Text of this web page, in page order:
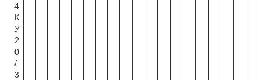
4
К
У
2
0
/
3